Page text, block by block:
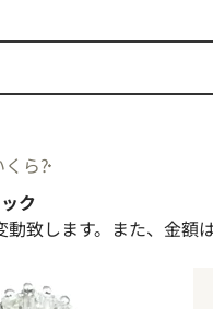
ら?
ク
致します。また、金額